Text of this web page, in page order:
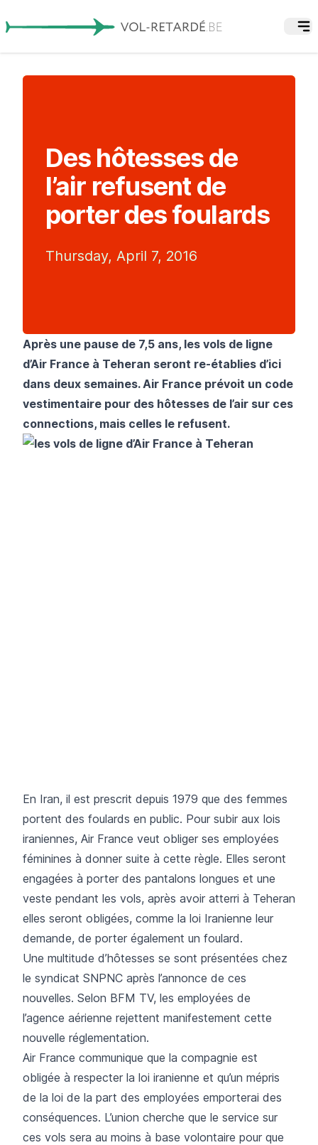
Des hôtesses de
l’air refusent de
porter des foulards
Thursday, April 7, 2016
Après une pause de 7,5 ans, les vols de ligne
d’Air France à Teheran seront re-établies d’ici
dans deux semaines. Air France prévoit un code
vestimentaire pour des hôtesses de l’air sur ces
connections, mais celles le refusent.
En Iran, il est prescrit depuis 1979 que des femmes
portent des foulards en public. Pour subir aux lois
iraniennes, Air France veut obliger ses employées
féminines à donner suite à cette règle. Elles seront
engagées à porter des pantalons longues et une
veste pendant les vols, après avoir atterri à Teheran
elles seront obligées, comme la loi Iranienne leur
demande, de porter également un foulard.
Une multitude d’hôtesses se sont présentées chez
le syndicat SNPNC après l’annonce de ces
nouvelles. Selon BFM TV, les employées de
l’agence aérienne rejettent manifestement cette
nouvelle réglementation.
Air France communique que la compagnie est
obligée à respecter la loi iranienne et qu’un mépris
de la loi de la part des employées emporterai des
conséquences. L’union cherche que le service sur
ces vols sera au moins à base volontaire pour que